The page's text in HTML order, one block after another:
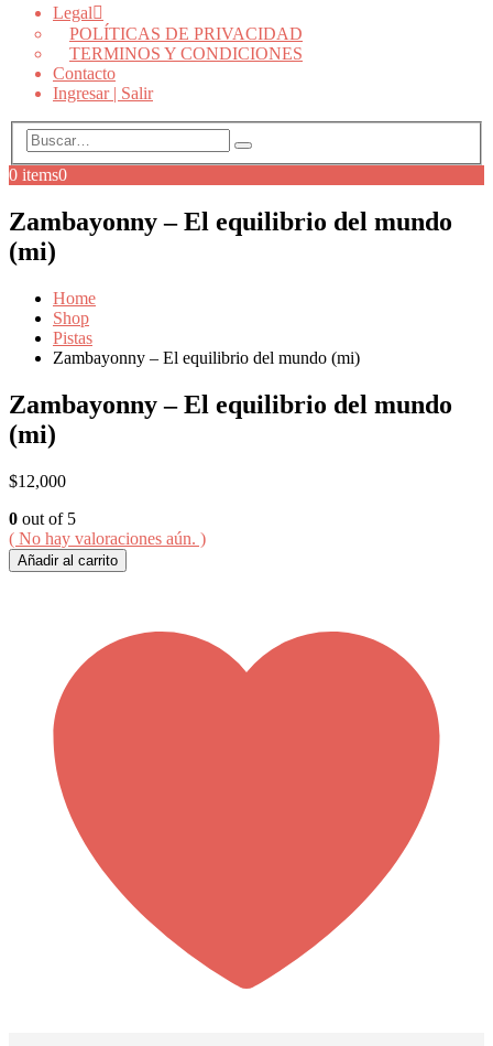
Legal
POLÍTICAS DE PRIVACIDAD
TERMINOS Y CONDICIONES
Contacto
Ingresar | Salir
0 items0
Zambayonny – El equilibrio del mundo
(mi)
Home
Shop
Pistas
Zambayonny – El equilibrio del mundo (mi)
Zambayonny – El equilibrio del mundo
(mi)
$12,000
0 out of 5
( No hay valoraciones aún. )
Añadir al carrito